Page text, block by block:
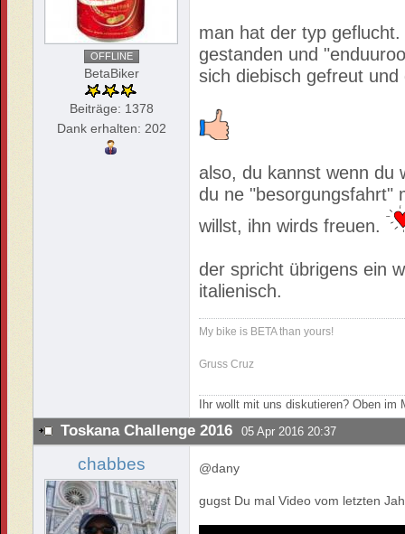
OFFLINE
BetaBiker
Beiträge: 1378
Dank erhalten: 202
man hat der typ
gestanden und
sich diebisch gefreut
also, du kannst wenn du
du ne "besorgungsfahrt"
willst, ihn wirds freuen.
der spricht übrigens ein
italienisch.
My bike is BETA than yours!
Gruss Cruz
Ihr wollt mit uns diskutieren? Oben
Toskana Challenge 2016 05 Apr 2016 20:37
chabbes @dany
gugst Du mal Video vom letzten